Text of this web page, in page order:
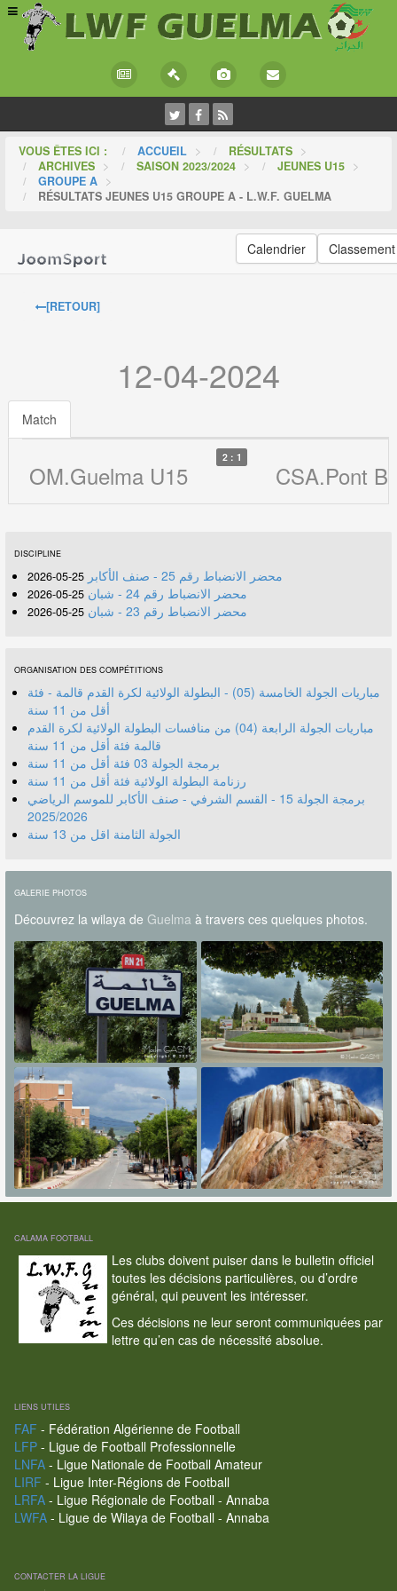
VOUS ÊTES ICI : ACCUEIL > RÉSULTATS >
ARCHIVES > SAISON 2023/2024 > JEUNES U15 >
GROUPE A >
RÉSULTATS JEUNES U15 GROUPE A - L.W.F. GUELMA
Calendrier Classement
[RETOUR]
12-04-2024
Match
OM.Guelma U15
2 : 1
CSA.Pont
DISCIPLINE
محضر الانضباط رقم 25 - صنف الأكابر 25-05-2026
محضر الانضباط رقم 24 - شبان 25-05-2026
محضر الانضباط رقم 23 - شبان 25-05-2026
ORGANISATION DES COMPÉTITIONS
مباريات الجولة الخامسة (05) - البطولة الولائية لكرة القدم قالمة - فئة
أقل من 11 سنة
مباريات الجولة الرابعة (04) من منافسات البطولة الولائية لكرة القدم
قالمة فئة أقل من 11 سنة
برمجة الجولة 03 فئة أقل من 11 سنة
رزنامة البطولة الولائية فئة أقل من 11 سنة
برمجة الجولة 15 - القسم الشرفي - صنف الأكابر للموسم الرياضي
2025/2026
الجولة الثامنة اقل من 13 سنة
GALERIE PHOTOS
Découvrez la wilaya de Guelma à travers ces quelques photos.
CALAMA FOOTBALL
Les clubs doivent puiser dans le bulletin officiel
toutes les décisions particulières, ou d’ordre
général, qui peuvent les intéresser.
Ces décisions ne leur seront communiquées par
lettre qu’en cas de nécessité absolue.
LIENS UTILES
FAF - Fédération Algérienne de Football
LFP- Ligue de Football Professionnelle
LNFA- Ligue Nationale de Football Amateur
LIRF - Ligue Inter-Régions de Football
LRFA- Ligue Régionale de Football - Annaba
LWFA- Ligue de Wilaya de Football - Annaba
CONTACTER LA LIGUE